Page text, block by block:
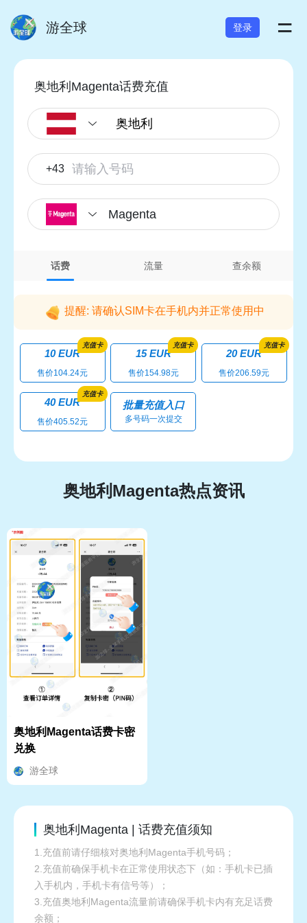
游全球 登录 =
奥地利Magenta话费充值
+43
Magenta
话费 流量 查余额
提醒: 请确认SIM卡在手机内并正常使用中
充值卡
10 EUR
售价104.24元
充值卡
15 EUR
售价154.98元
充值卡
20 EUR
售价206.59元
充值卡
40 EUR
售价405.52元
批量充值入口
多号码一次提交
奥地利Magenta热点资讯
奥地利Magenta话费卡密
兑换
游全球
奥地利Magenta | 话费充值须知
1.充值前请仔细核对奥地利Magenta手机号码；
2.充值前确保手机卡在正常使用状态下（如：手机卡已插
入手机内，手机卡有信号等）；
3.充值奥地利Magenta流量前请确保手机卡内有充足话费
余额；